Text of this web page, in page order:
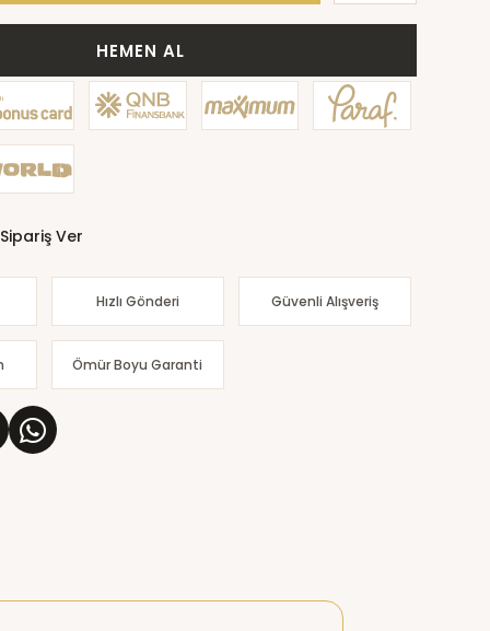
HEMEN AL
Ver
Hızlı Gönderi Güvenli Alışveriş
Ömür Boyu Garanti